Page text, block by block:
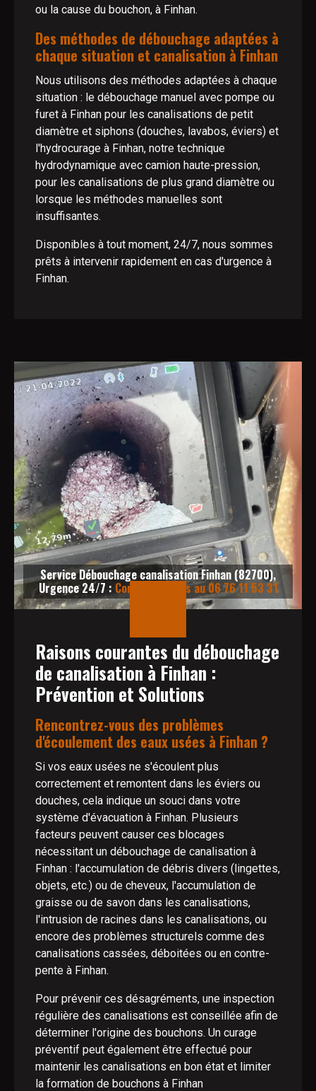
ou la cause du bouchon, à Finhan.
Des méthodes de débouchage adaptées à
chaque situation et canalisation à Finhan
Nous utilisons des méthodes adaptées à chaque
situation : le débouchage manuel avec pompe ou
furet à Finhan pour les canalisations de petit
diamètre et siphons (douches, lavabos, éviers) et
l'hydrocurage à Finhan, notre technique
hydrodynamique avec camion haute-pression,
pour les canalisations de plus grand diamètre ou
lorsque les méthodes manuelles sont
insuffisantes.
Disponibles à tout moment, 24/7, nous sommes
prêts à intervenir rapidement en cas d'urgence à
Finhan.
Service Débouchage canalisation Finhan (82700),
Urgence 24/7 : Contactez-nous au 06 76 11 53 31
Raisons courantes du débouchage
de canalisation à Finhan :
Prévention et Solutions
Rencontrez-vous des problèmes
d'écoulement des eaux usées à Finhan ?
Si vos eaux usées ne s'écoulent plus
correctement et remontent dans les éviers ou
douches, cela indique un souci dans votre
système d'évacuation à Finhan. Plusieurs
facteurs peuvent causer ces blocages
nécessitant un débouchage de canalisation à
Finhan : l'accumulation de débris divers (lingettes,
objets, etc.) ou de cheveux, l'accumulation de
graisse ou de savon dans les canalisations,
l'intrusion de racines dans les canalisations, ou
encore des problèmes structurels comme des
canalisations cassées, déboitées ou en contre-
pente à Finhan.
Pour prévenir ces désagréments, une inspection
régulière des canalisations est conseillée afin de
déterminer l'origine des bouchons. Un curage
préventif peut également être effectué pour
maintenir les canalisations en bon état et limiter
la formation de bouchons à Finhan